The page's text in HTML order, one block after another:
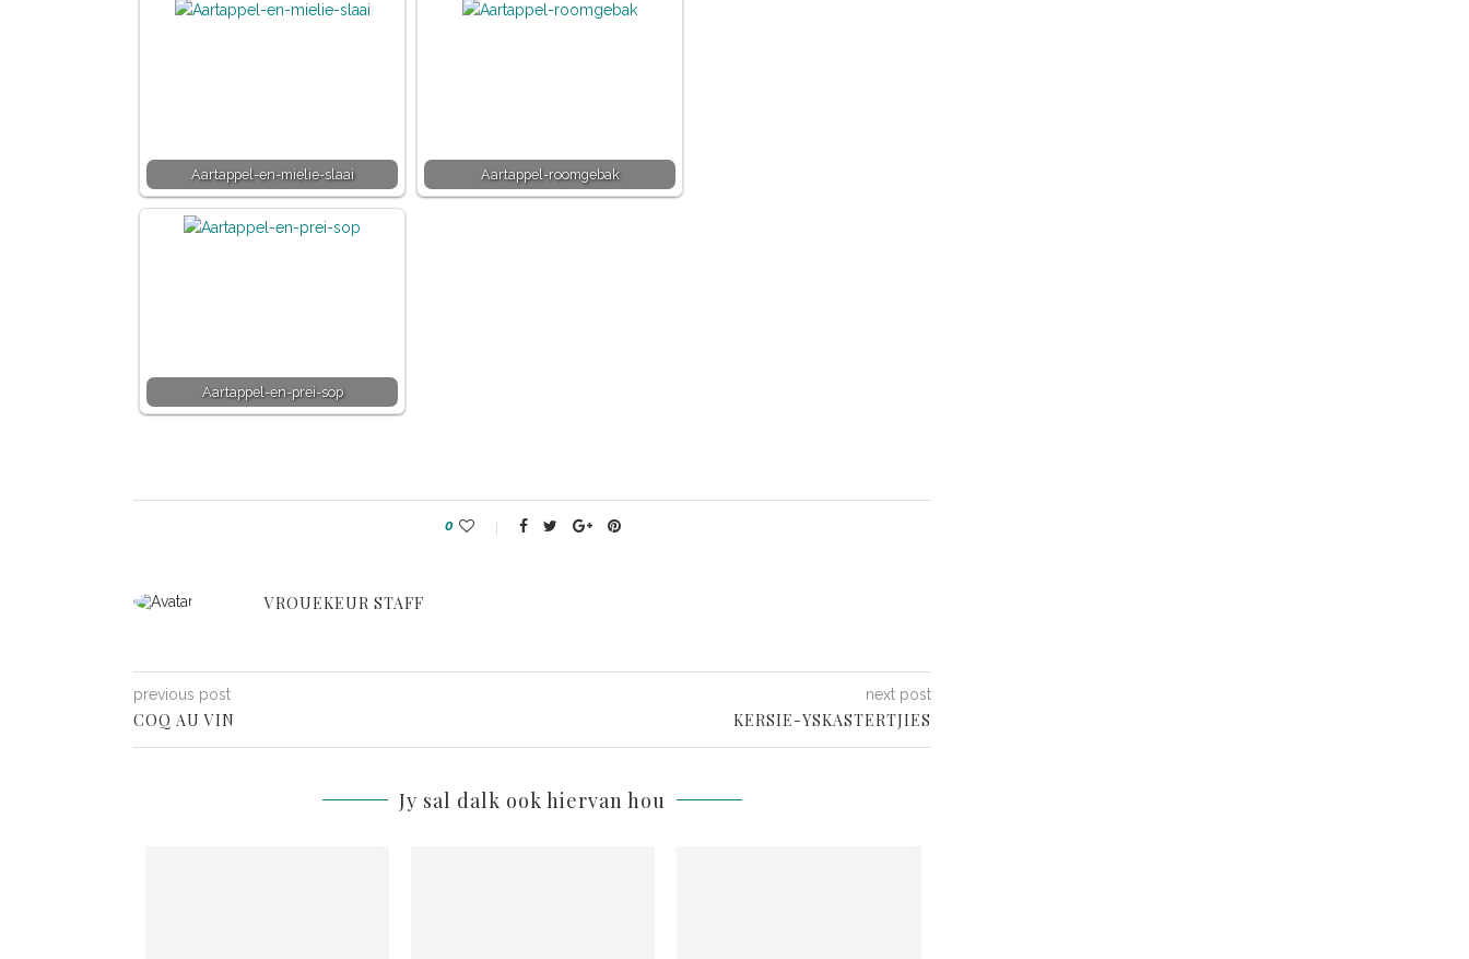
Aartappel-en-mielie-slaai Aartappel-roomgebak
Aartappel-en-prei-sop
0
VROUEKEUR STAFF
previous post
COQ AU VIN
next post
KERSIE-YSKASTERTJIES
Jy sal dalk ook hiervan hou